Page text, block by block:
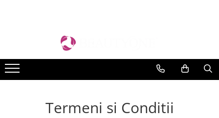
Cremă pentru ten
Cremă de ochi
Demachiere și tonifiere
Serum concentrat
Cremă pentru corp
Serum si concentrat
Tratament unghii
Fond de ten
Corectoare
Șampon Profesional
Balsam Profesional
Tratamente și măști profesionale
Pre & Post Epilare
Prepost
Bruno Vassari
BeautyGold
Termeni si Conditii